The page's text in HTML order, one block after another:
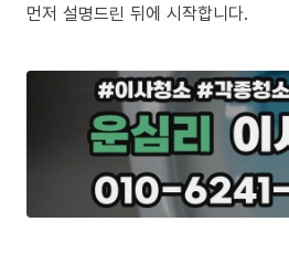
먼저 설명드린 뒤에 시작합니다.